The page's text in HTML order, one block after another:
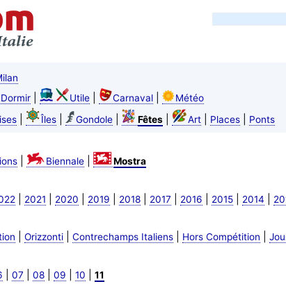
Dormir| Utile| Carnaval|
Météo
| Îles| Gondole| Fêtes| Art| Places| Ponts
| Biennale| Mostra
2021 2020 2019 2018| 2017 2016 2015| 2014
Orizzonti| Contrechamps Italiens| Hors Compétition
07 08| 09 10 11